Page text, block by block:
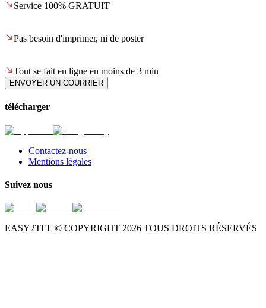
Service 100% GRATUIT
Pas besoin d'imprimer, ni de poster
Tout se fait en ligne en moins de 3 min
ENVOYER UN COURRIER
télécharger
Contactez-nous
Mentions légales
Suivez nous
EASY2TEL © COPYRIGHT 2026 TOUS DROITS RÉSERVÉS